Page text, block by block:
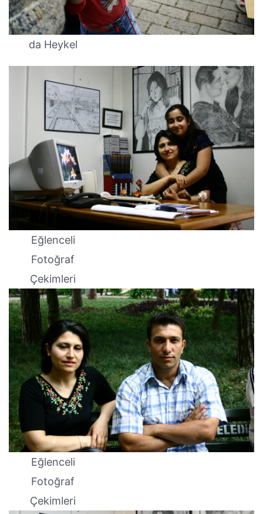
da Heykel
Eğlenceli
Fotoğraf
Çekimleri
Eğlenceli
Fotoğraf
Çekimleri